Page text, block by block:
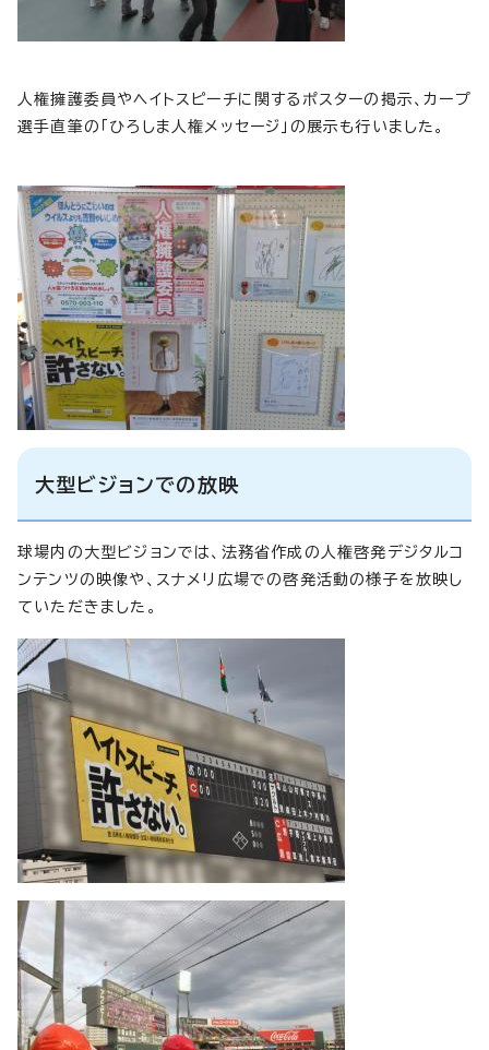
人権擁護委員やヘイトスピーチに関するポスターの掲示、カープ
選手直筆の「ひろしま人権メッセージ」の展示も行いました。
大型ビジョンでの放映
球場内の大型ビジョンでは、法務省作成の人権啓発デジタルコ
ンテンツの映像や、スナメリ広場での啓発活動の様子を放映し
ていただきました。